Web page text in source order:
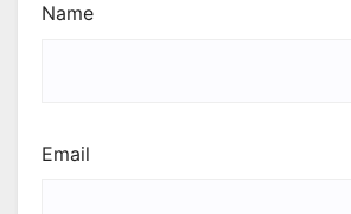
Name
Email